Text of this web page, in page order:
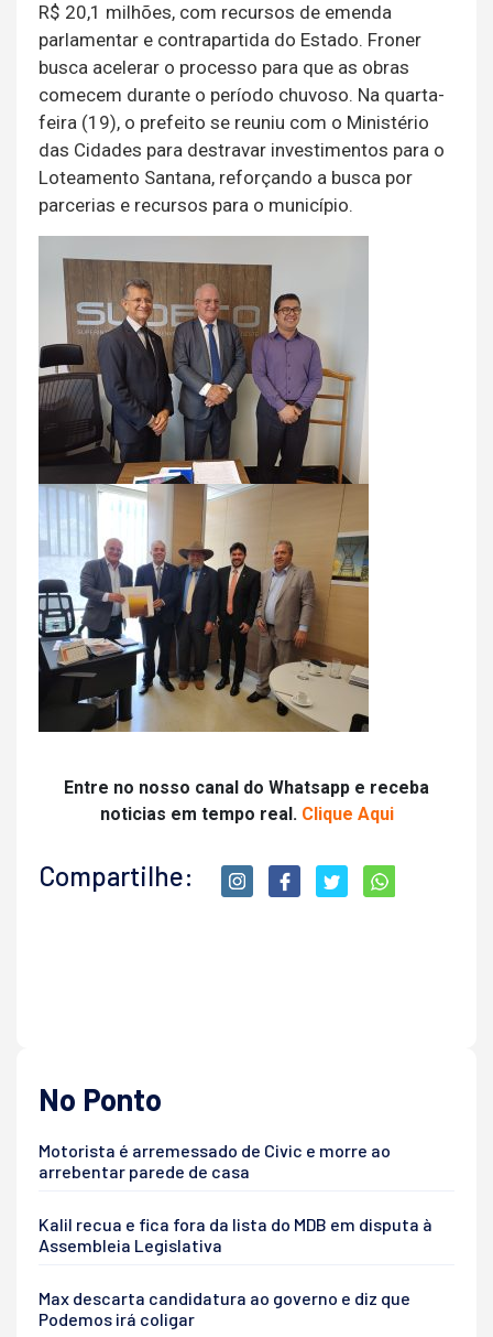
R$ 20,1 milhões, com recursos de emenda
parlamentar e contrapartida do Estado. Froner
busca acelerar o processo para que as obras
comecem durante o período chuvoso. Na quarta-
feira (19), o prefeito se reuniu com o Ministério
das Cidades para destravar investimentos para o
Loteamento Santana, reforçando a busca por
parcerias e recursos para o município.
Entre no nosso canal do Whatsapp e receba
noticias em tempo real. Clique Aqui
Compartilhe:
No Ponto
Motorista é arremessado de Civic e morre ao
arrebentar parede de casa
Kalil recua e fica fora da lista do MDB em disputa à
Assembleia Legislativa
Max descarta candidatura ao governo e diz que
Podemos irá coligar